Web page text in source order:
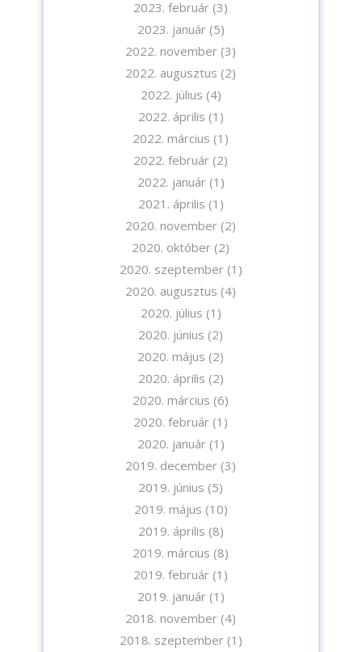
2023. február (3)
2023. január(5)
2022. november (3)
2022. augusztus (2)
2022. július (4)
2022. április (1)
2022. március (1)
2022. február (2)
2022. január(1)
2021. április (1)
2020. november (2)
2020. október (2)
2020. szeptember(1)
2020. augusztus (4)
2020. július (1)
2020. június (2)
2020. május (2)
2020. április (2)
2020. március (6)
2020. február (1)
2020. január(1)
2019. december (3)
2019. június (5)
2019. május (10)
2019. április (8)
2019. március (8)
2019. február (1)
2019. január(1)
2018. november (4)
2018. szeptember(1)
Iratkozzon fel hírlevelünkre!
A feliratkozással elfogadja az adatvédelmi tájékoztatónkat. Elolvasom
Adatvédelmi tájékoztatót.
Feliratkozom